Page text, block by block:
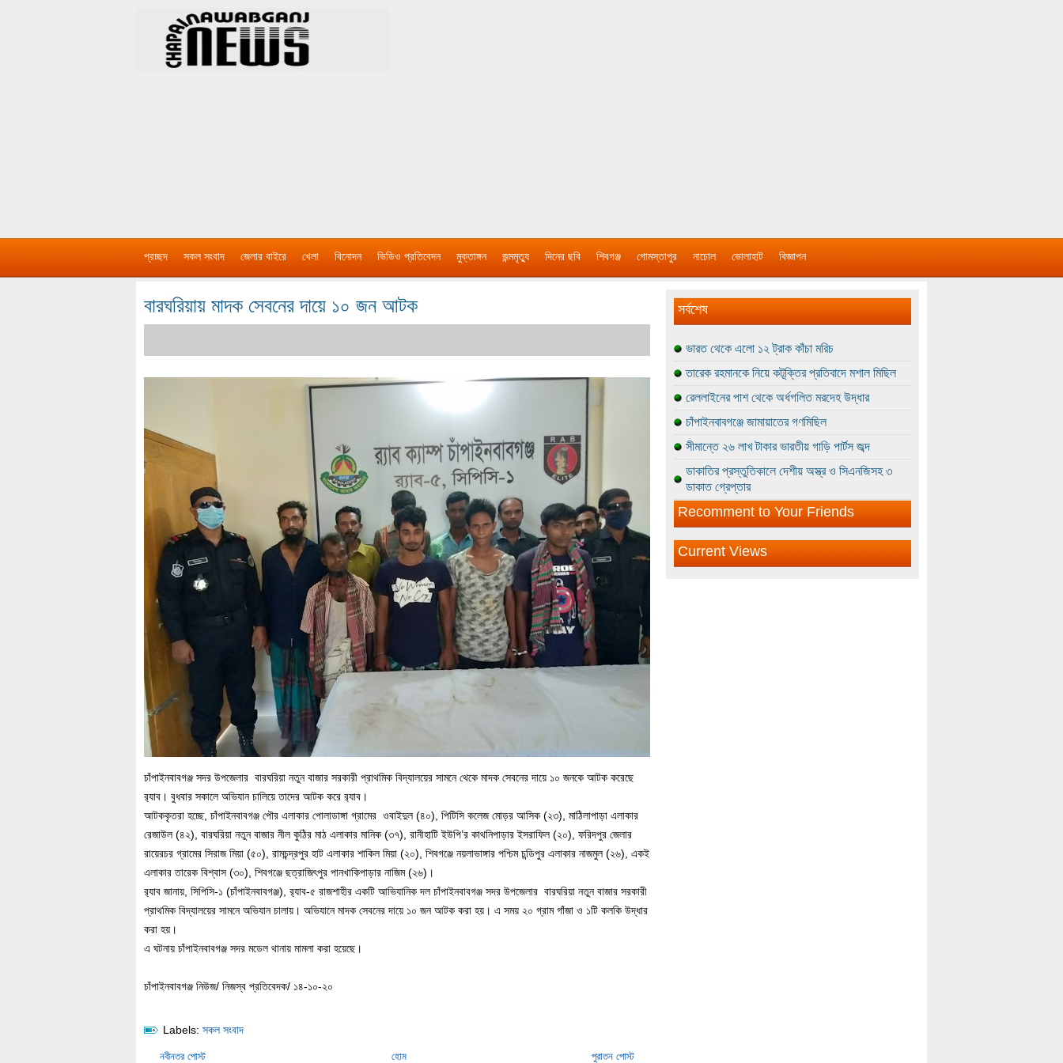
প্রচ্ছদ সকল সংবাদ জেলার বাইরে খেলা বিনোদন ভিডিও প্রতিবেদন মুক্তাঙ্গন জন্মমৃত্যু দিনের ছবি শিবগঞ্জ গোমস্তাপুর নাচোল ভোলাহাট বিজ্ঞাপন
বারঘরিয়ায় মাদক সেবনের দায়ে ১০ জন আটক
চাঁপাইনবাবগঞ্জ সদর উপজেলার বারঘরিয়া নতুন বাজার সরকারী প্রাথমিক বিদ্যালয়ের সামনে থেকে মাদক সেবনের দায়ে ১০ জনকে আটক করেছে
র‌্যাব। বুধবার সকালে অভিযান চালিয়ে তাদের আটক করে র‌্যাব।
আটককৃতরা হচ্ছে, চাঁপাইনবাবগঞ্জ পৌর এলাকার পোলাডাঙ্গা গ্রামের ওবাইদুল (৪০), পিটিসি কলেজ মোড়র আসিক (২৩), মাঠিলাপাড়া এলাকার
রেজাউল (৪২), বারঘরিয়া নতুন বাজার নীল কুঠির মাঠ এলাকার মানিক (৩৭), রানীহাটি ইউপি’র কাথনিপাড়ার ইসরাফিল (২০), ফরিদপুর জেলার
রায়েরচর গ্রামের সিরাজ মিয়া (৫০), রামচন্দ্রপুর হাট এলাকার শাকিল মিয়া (২০), শিবগঞ্জে নয়লাভাঙ্গার পশ্চিম চন্ডিপুর এলাকার নাজমুল (২৬), একই
এলাকার তারেক বিশ্বাস (৩০), শিবগঞ্জে ছত্রাজিৎপুর পানখাকিপাড়ার নাজিম (২৬)।
র‌্যাব জানায়, সিপিসি-১ (চাঁপাইনবাবগঞ্জ), র‌্যাব-৫ রাজশাহীর একটি আভিযানিক দল চাঁপাইনবাবগঞ্জ সদর উপজেলার বারঘরিয়া নতুন বাজার সরকারী
প্রাথমিক বিদ্যালয়ের সামনে অভিযান চালায়। অভিযানে মাদক সেবনের দায়ে ১০ জন আটক করা হয়। এ সময় ২০ গ্রাম গাঁজা ও ১টি কলকি উদ্ধার
করা হয়।
এ ঘটনায় চাঁপাইনবাবগঞ্জ সদর মডেল থানায় মামলা করা হয়েছে।
চাঁপাইনবাবগঞ্জ নিউজ/ নিজস্ব প্রতিবেদক/ ১৪-১০-২০
Labels: সকল সংবাদ
নবীনতর পোস্ট পুরাতন পোস্ট
হোম
সর্বশেষ
ভারত থেকে এলো ১২ ট্রাক কাঁচা মরিচ
তারেক রহমানকে নিয়ে কটূক্তির প্রতিবাদে মশাল মিছিল
রেললাইনের পাশ থেকে অর্ধগলিত মরদেহ উদ্ধার
চাঁপাইনবাবগঞ্জে জামায়াতের গণমিছিল
সীমান্তে ২৬ লাখ টাকার ভারতীয় গাড়ি পার্টস জব্দ
ডাকাতির প্রস্তুতিকালে দেশীয় অস্ত্র ও সিএনজিসহ ৩
ডাকাত গ্রেপ্তার
Recomment to Your Friends
Current Views